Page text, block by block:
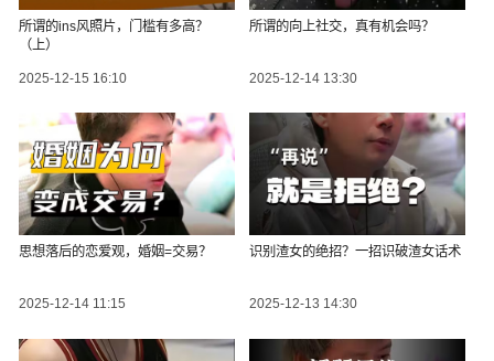
所谓的ins风照片，门槛有多高？
（上）
2025-12-15 16:10
所谓的向上社交，真有机会吗？
2025-12-14 13:30
思想落后的恋爱观，婚姻=交易？
2025-12-14 11:15
识别渣女的绝招？一招识破渣女话术
2025-12-13 14:30